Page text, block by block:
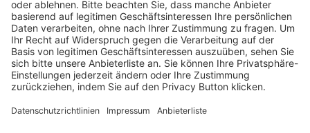
BFV-Geschäftsstellen
Trainerbörse
Login SpielPlus
FOLGE DEM BFV